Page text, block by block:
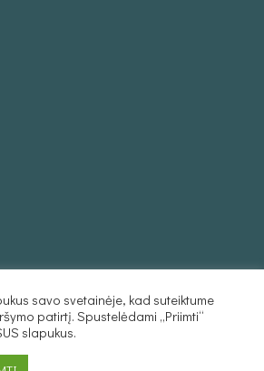
Baldaila.lt © 2025
savo svetainėje, kad suteiktume
patirtį. Spustelėdami „Priimti“
slapukus.